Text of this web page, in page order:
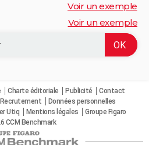
Voir un exemple
Voir un exemple
Charte éditoriale Publicité
Contact
Recrutement
Données personnelles
Utiq Mentions légales
Groupe Figaro
CCM Benchmark